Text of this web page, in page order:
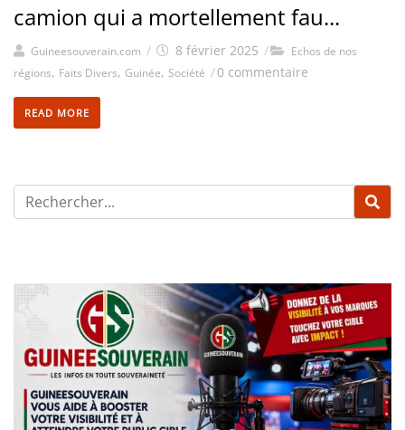
camion qui a mortellement fau...
Guineesouverain.com / 8 février 2025 /
Echos de nos
régions, Faits Divers, Guinée, Société /0 commentaire
READ MORE